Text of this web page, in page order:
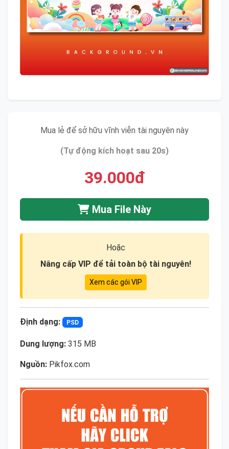
Mua lẻ để sở hữu vĩnh viễn tài nguyên này
(Tự động kích hoạt sau 20s)
39.000đ
Mua File Này
Hoặc
Nâng cấp VIP để tải toàn bộ tài nguyên!
Xem các gói VIP
Định dạng: PSD
Dung lượng: 315 MB
Nguồn: Pikfox.com